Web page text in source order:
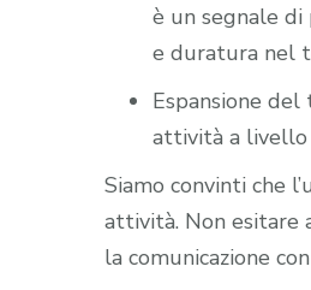
è un segnale
e duratura nel
Espansione
attività a
Siamo convinti che
attività. Non esitare
la comunicazione